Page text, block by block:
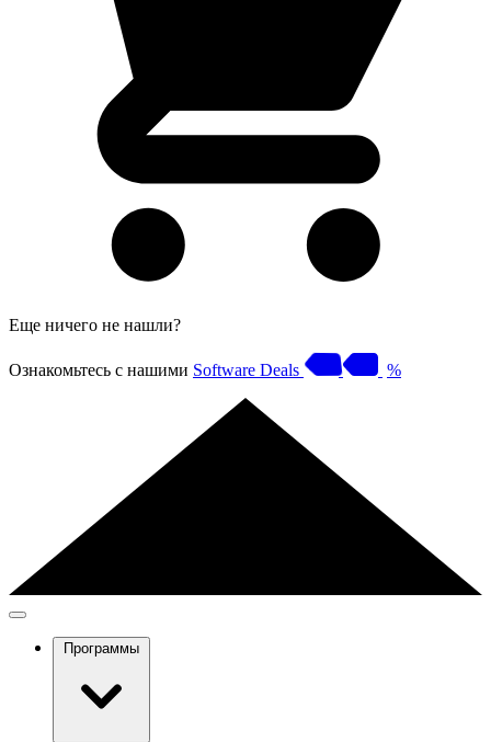
Еще ничего не нашли?
Ознакомьтесь с нашими Software Deals %
Программы